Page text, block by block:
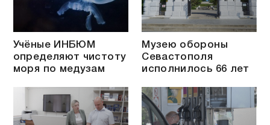
Учёные ИНБЮМ
определяют чистоту
моря по медузам
Музею обороны
Севастополя
исполнилось 66 лет